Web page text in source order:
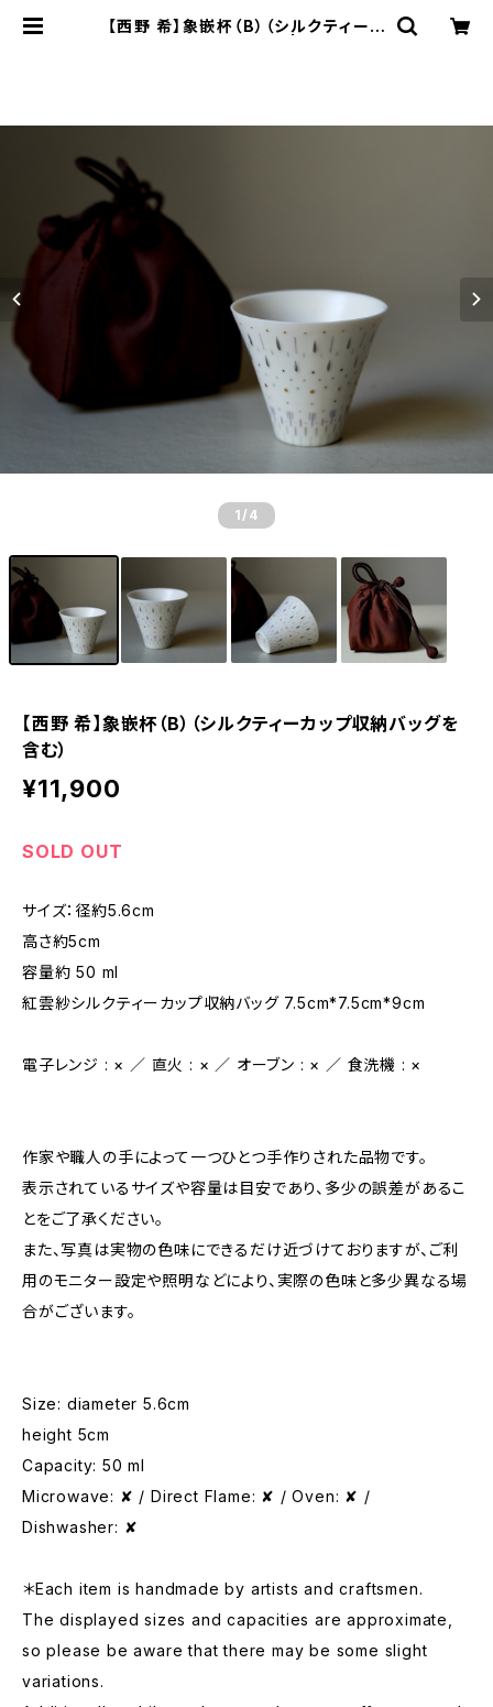
【西野 希】象嵌杯（B）（シルクティーカ
1 /4
【西野 希】象嵌杯（B）（シルクティーカップ収納バッグを
含む）
¥11,900
SOLD OUT
サイズ：径約5.6cm
高さ約5cm
容量約 50 ml
紅雲紗シルクティーカップ収納バッグ 7.5cm*7.5cm*9cm
電子レンジ : × ／ 直火 : × ／ オーブン : × ／ 食洗機 : ×
作家や職人の手によって一つひとつ手作りされた品物です。
表示されているサイズや容量は目安であり、多少の誤差があるこ
とをご了承ください。
また、写真は実物の色味にできるだけ近づけておりますが、ご利
用のモニター設定や照明などにより、実際の色味と多少異なる場
合がございます。
Size: diameter 5.6cm
height 5cm
Capacity: 50 ml
Microwave: ✘ / Direct Flame: ✘ / Oven: ✘ /
Dishwasher: ✘
＊Each item is handmade by artists and craftsmen.
The displayed sizes and capacities are approximate,
so please be aware that there may be some slight
variations.